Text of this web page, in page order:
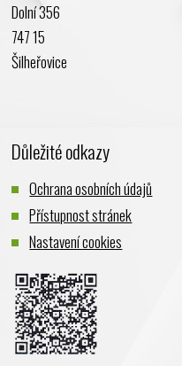
Leden 2024
Listopad 2023
Srpen 2023
Červen 2023
Květen 2023
Duben 2023
Březen 2023
Únor 2023
Leden 2023
Prosinec 2022
Dolní 356
747 15
Šilheřovice
Důležité odkazy
Ochrana osobních údajů
Přístupnost stránek
Nastavení cookies